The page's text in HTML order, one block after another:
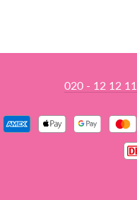
020 - 12 12 11